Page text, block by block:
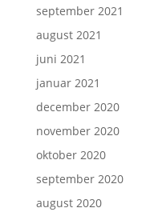
september 2021
august 2021
juni 2021
januar 2021
december 2020
november 2020
oktober 2020
september 2020
august 2020